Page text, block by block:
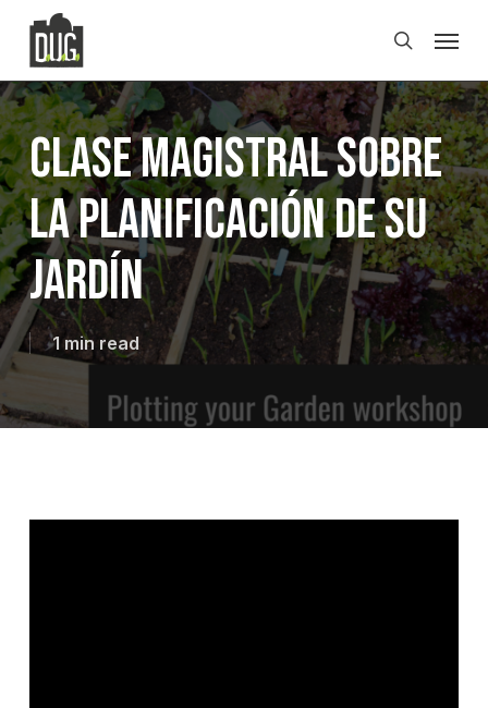
main
content
search
Clase magistral sobre
la planificación de su
jardín
1 min read